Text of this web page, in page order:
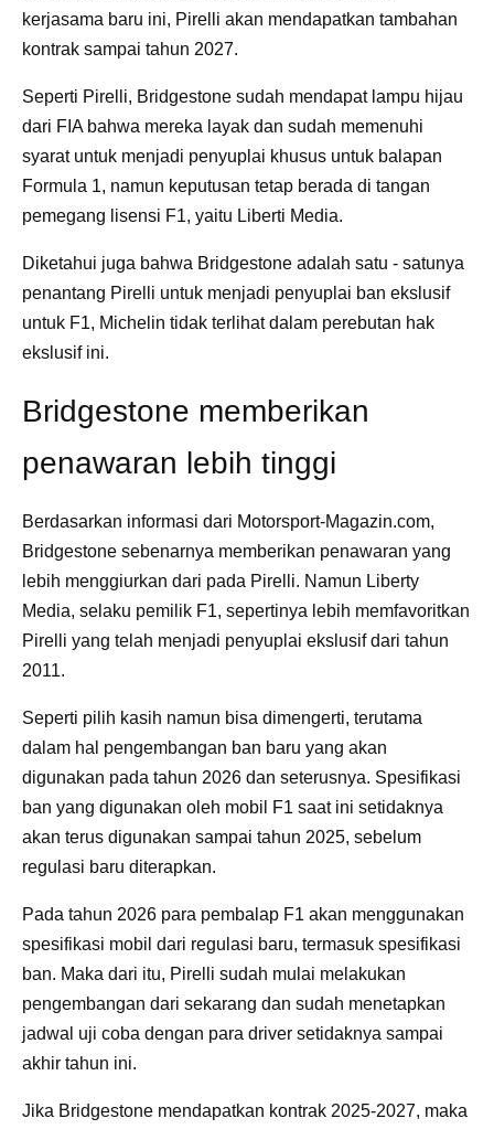
kerjasama baru ini, Pirelli akan mendapatkan tambahan
kontrak sampai tahun 2027.
Seperti Pirelli, Bridgestone sudah mendapat lampu hijau
dari FIA bahwa mereka layak dan sudah memenuhi
syarat untuk menjadi penyuplai khusus untuk balapan
Formula 1, namun keputusan tetap berada di tangan
pemegang lisensi F1, yaitu Liberti Media.
Diketahui juga bahwa Bridgestone adalah satu - satunya
penantang Pirelli untuk menjadi penyuplai ban ekslusif
untuk F1, Michelin tidak terlihat dalam perebutan hak
ekslusif ini.
Bridgestone memberikan
penawaran lebih tinggi
Berdasarkan informasi dari Motorsport-Magazin.com,
Bridgestone sebenarnya memberikan penawaran yang
lebih menggiurkan dari pada Pirelli. Namun Liberty
Media, selaku pemilik F1, sepertinya lebih memfavoritkan
Pirelli yang telah menjadi penyuplai ekslusif dari tahun
2011.
Seperti pilih kasih namun bisa dimengerti, terutama
dalam hal pengembangan ban baru yang akan
digunakan pada tahun 2026 dan seterusnya. Spesifikasi
ban yang digunakan oleh mobil F1 saat ini setidaknya
akan terus digunakan sampai tahun 2025, sebelum
regulasi baru diterapkan.
Pada tahun 2026 para pembalap F1 akan menggunakan
spesifikasi mobil dari regulasi baru, termasuk spesifikasi
ban. Maka dari itu, Pirelli sudah mulai melakukan
pengembangan dari sekarang dan sudah menetapkan
jadwal uji coba dengan para driver setidaknya sampai
akhir tahun ini.
Jika Bridgestone mendapatkan kontrak 2025-2027, maka